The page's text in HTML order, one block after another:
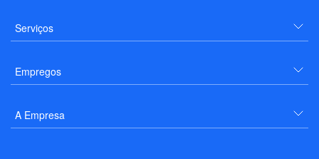
Serviços
Empregos
A Empresa